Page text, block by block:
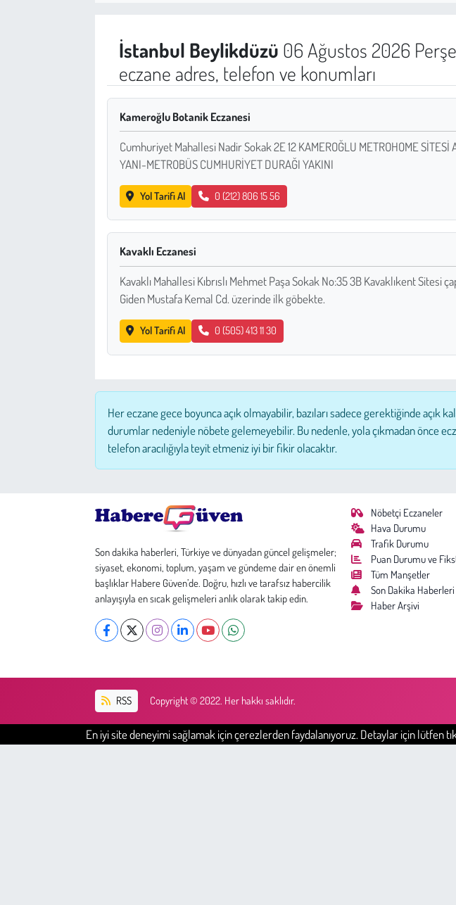
İstanbul Beylikdüzü 06 Ağustos 2026
eczane adres, telefon ve konumları
Kameroğlu Botanik Eczanesi
Cumhuriyet Mahallesi Nadir Sokak 2E 12 KAMEROĞLU METROHOME SİTESİ
YANI-METROBÜS CUMHURİYET DURAĞI YAKINI
Yol Tarifi Al 0 (212) 806 15 56
Kavaklı Eczanesi
Kavaklı Mahallesi Kıbrıslı Mehmet Paşa Sokak No:35 3B Kavaklıkent Sitesi
Giden Mustafa Kemal Cd. üzerinde ilk göbekte.
Yol Tarifi Al 0 (505) 413 11 30
Her eczane gece boyunca açık olmayabilir, bazıları sadece gerektiğinde açık
durumlar nedeniyle nöbete gelemeyebilir. Bu nedenle, yola çıkmadan önce
telefon aracılığıyla teyit etmeniz iyi bir fikir olacaktır.
Son dakika haberleri, Türkiye ve dünyadan güncel gelişmeler;
siyaset, ekonomi, toplum, yaşam ve gündeme dair en önemli
başlıklar Habere Güven’de. Doğru, hızlı ve tarafsız habercilik
anlayışıyla en sıcak gelişmeleri anlık olarak takip edin.
Nöbetçi Eczaneler
Hava Durumu
Trafik Durumu
Puan Durumu ve
Tüm Manşetler
Son Dakika Haberleri
Haber Arşivi
RSS Copyright © 2022. Her hakkı saklıdır.
En iyi site deneyimi sağlamak için çerezlerden faydalanıyoruz. Detaylar için lütfen
Günün İçinden